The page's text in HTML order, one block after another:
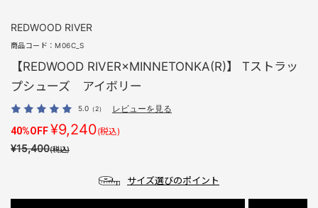
REDWOOD RIVER
商品コード：M06C_S
【REDWOOD RIVER×MINNETONKA(R)】 Tストラッ
プシューズ アイボリー
5.0 （2） レビューを見る
40%OFF¥9,240(税込)
¥15,400(税込)
サイズ選びのポイント